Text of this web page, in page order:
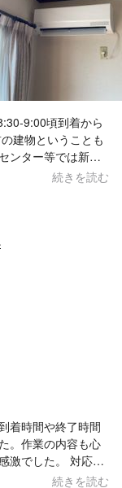
9:00頃到着から
建物ということも
ンター等では新規
探していたところ
かりますが 石綿
します。 職人さ
もなく、とても
続きを読む
着時間や終了時間
。作業の内容も心
激でした。 対応し
させて頂いたので
続きを読む